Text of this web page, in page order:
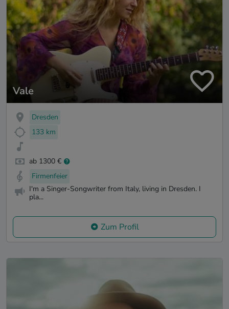
Vale
Dresden
133 km
ab 1300 €
Firmenfeier
I'm a Singer-Songwriter from Italy, living in Dresden. I
pla...
Zum Profil